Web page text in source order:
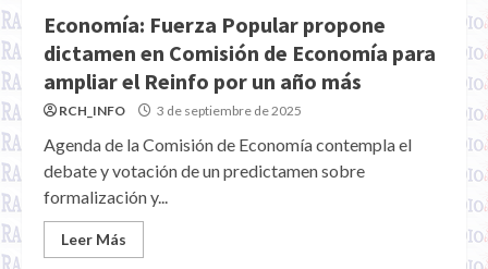
Economía: Fuerza Popular propone
dictamen en Comisión de Economía para
ampliar el Reinfo por un año más
RCH_INFO 3 de septiembre de 2025
Agenda de la Comisión de Economía contempla el
debate y votación de un predictamen sobre
formalización y...
Leer Más